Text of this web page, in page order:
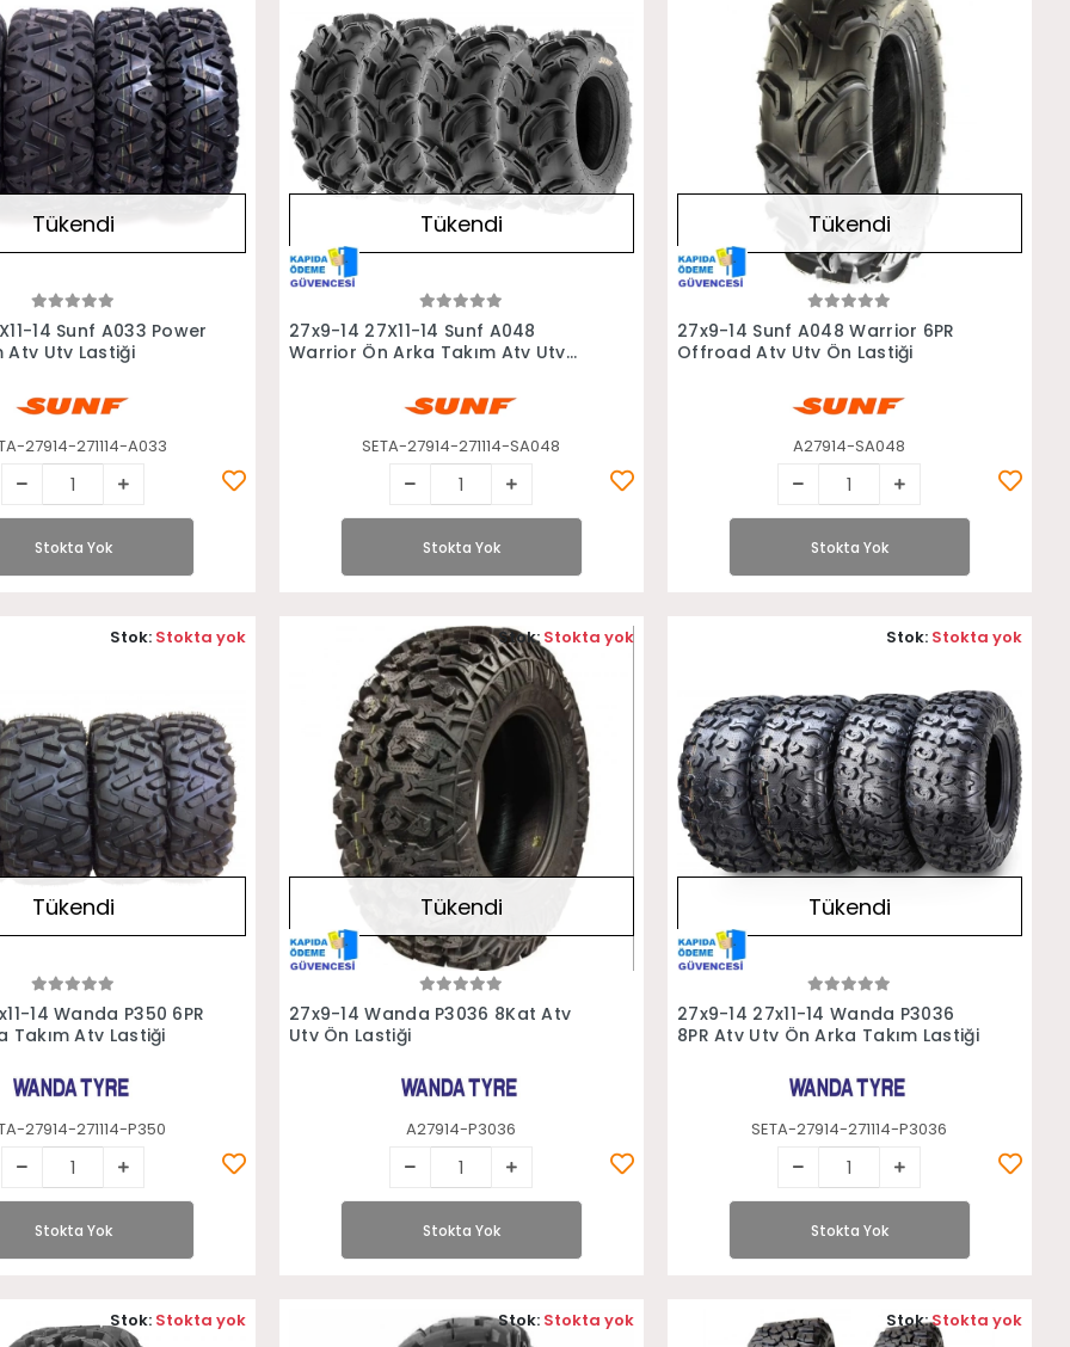
Yok
Tükendi
14 Sunf A033 Power
Atv Utv Lastiği
27914-271114-A033
Stokta Yok
Stokta Yok
Tükendi
27x9-14 27X11-14 Sunf A048
Warrior Ön Arka Takım Atv Utv
SETA-27914-271114-SA048
Stokta Yok
Stokta Yok
Tükendi
27x9-14 Sunf A048 Warrior 6PR
Offroad Atv Utv Ön Lastiği
A27914-SA048
Stokta Yok
Yok
Tükendi
14 Wanda P350 6PR
Takım Atv Lastiği
27914-271114-P350
Stok: Stokta yok
Stokta Yok
Stokta Yok
Tükendi
27x9-14 Wanda P3036 8Kat Atv
Utv Ön Lastiği
A27914-P3036
Stok:Stokta yok
Stokta Yok
Stokta Yok
Tükendi
27x9-14 27x11-14 Wanda P3036
8PR Atv Utv Ön Arka Takım Lastiği
SETA-27914-271114-P3036
Stok: Stokta yok
Stokta Yok
Stok: Stokta yok Stok: Stokta yok Stok:Stokta yok